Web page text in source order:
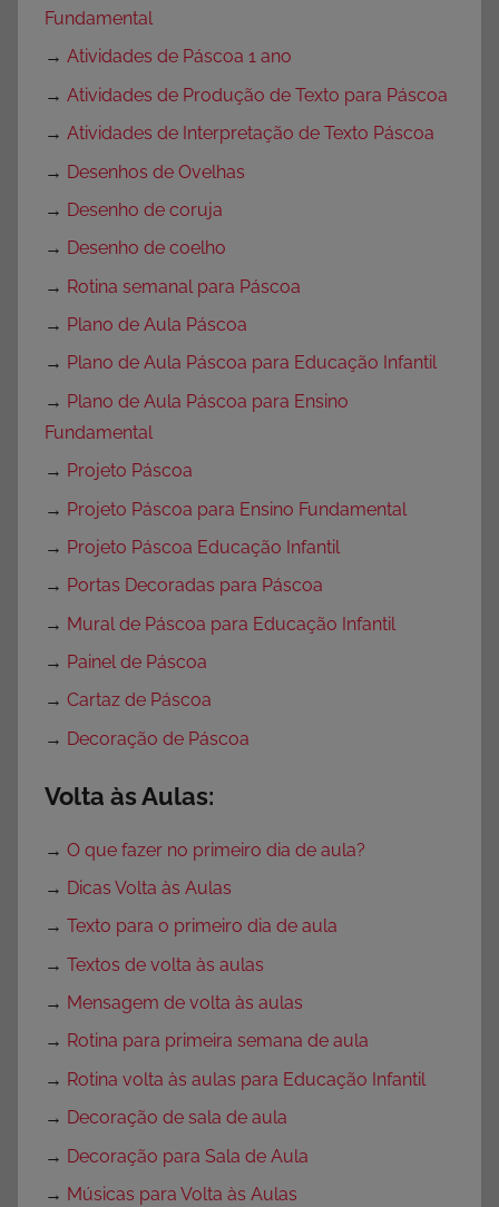
Fundamental
→ Atividades de Páscoa 1 ano
→ Atividades de Produção de Texto para Páscoa
→ Atividades de Interpretação de Texto Páscoa
→ Desenhos de Ovelhas
→ Desenho de coruja
→ Desenho de coelho
→ Rotina semanal para Páscoa
→ Plano de Aula Páscoa
→ Plano de Aula Páscoa para Educação Infantil
→ Plano de Aula Páscoa para Ensino
Fundamental
→ Projeto Páscoa
→ Projeto Páscoa para Ensino Fundamental
→ Projeto Páscoa Educação Infantil
→ Portas Decoradas para Páscoa
→ Mural de Páscoa para Educação Infantil
→ Painel de Páscoa
→ Cartaz de Páscoa
→ Decoração de Páscoa
Volta às Aulas:
→ O que fazer no primeiro dia de aula?
→ Dicas Volta às Aulas
→ Texto para o primeiro dia de aula
→ Textos de volta às aulas
→ Mensagem de volta às aulas
→ Rotina para primeira semana de aula
→ Rotina volta às aulas para Educação Infantil
→ Decoração de sala de aula
→ Decoração para Sala de Aula
→ Músicas para Volta às Aulas